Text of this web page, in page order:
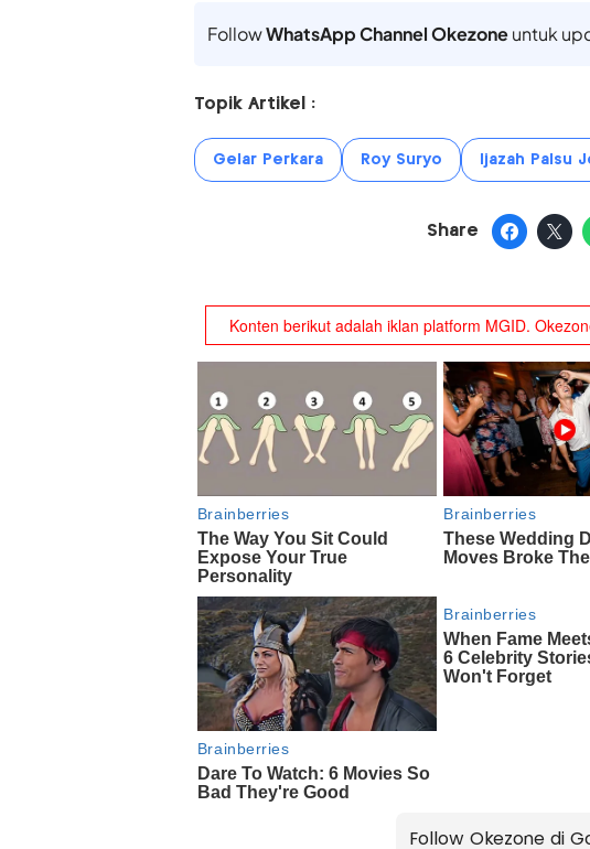
FollowWhatsApp Channel Okezoneuntuk
Topik Artikel :
Gelar Perkara Roy Suryo Ijazah Palsu
Share
Follow Okezone di